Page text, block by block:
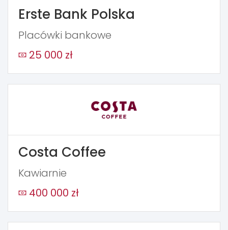
Erste Bank Polska
Placówki bankowe
25 000 zł
Costa Coffee
Kawiarnie
400 000 zł